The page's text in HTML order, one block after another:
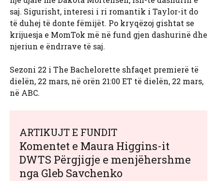
saj. Sigurisht, interesi i ri romantik i Taylor-it do
të duhej të donte fëmijët. Po kryqëzoj gishtat se
krijuesja e MomTok më në fund gjen dashurinë dhe
njeriun e ëndrrave të saj.
Sezoni 22 i The Bachelorette shfaqet premierë të
dielën, 22 mars, në orën 21:00 ET të dielën, 22 mars,
në ABC.
ARTIKUJT E FUNDIT
Komentet e Maura Higgins-it
DWTS Përgjigje e menjëhershme
nga Gleb Savchenko